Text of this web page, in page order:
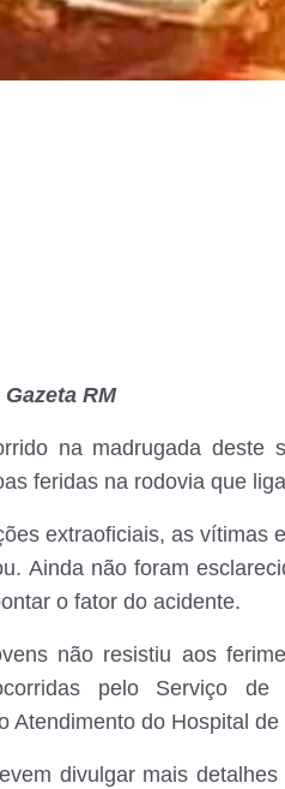
RM
na madrugada
feridas na rodovia que
extraoficiais, as vítimas
Ainda não foram
o fator do acidente.
não resistiu aos
pelo Serviço
Atendimento do Hospital
divulgar mais